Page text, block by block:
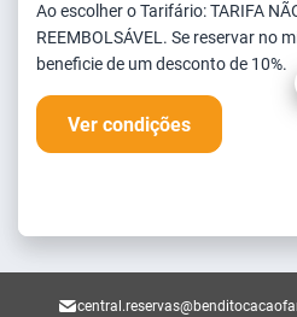
Ao escolher o Tarifário: TARIFA
REEMBOLSÁVEL. Se reservar no
beneficie de um desconto de 10%.
Ver condições